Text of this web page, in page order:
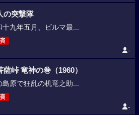
の突撃隊
十九年五月、ビルマ最...
-
薩峠 竜神の巻（1960）
島原で狂乱の机竜之助...
-